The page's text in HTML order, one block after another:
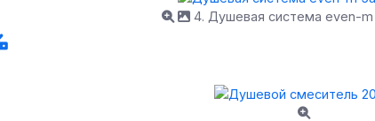
4. Душевая система even-